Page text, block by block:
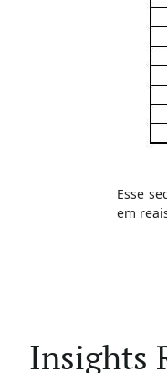
Esse
em
Insights